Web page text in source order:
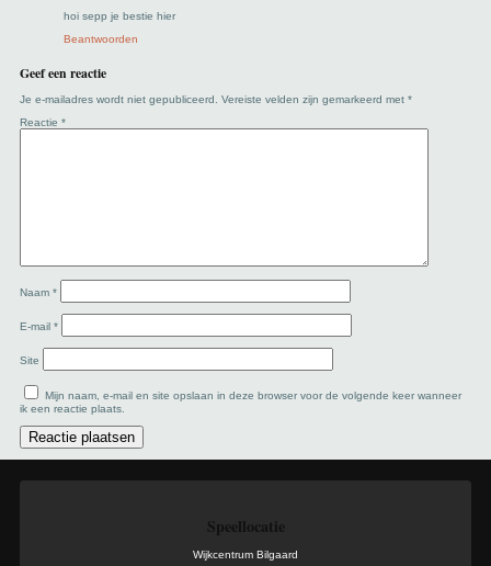
hoi sepp je bestie hier
Beantwoorden
Geef een reactie
Je e-mailadres wordt niet gepubliceerd. Vereiste velden zijn gemarkeerd met *
Reactie *
Naam *
E-mail *
Site
Mijn naam, e-mail en site opslaan in deze browser voor de volgende keer wanneer
ik een reactie plaats.
Speellocatie
Wijkcentrum Bilgaard